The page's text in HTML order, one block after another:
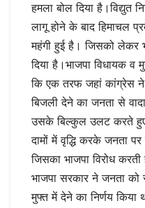
हमला बोल दिया है।विद्युत
लागू होने के बाद हिमाचल
महंगी हुई है। जिसको लेकर
दिया है।भाजपा विधायक व
कि एक तरफ जहां कांग्रेस
बिजली देने का जनता से
उसके बिल्कुल उलट करते
दामों में वृद्धि करके जनता
जिसका भाजपा विरोध
भाजपा सरकार ने जनता को
मुफ्त में देने का निर्णय किया